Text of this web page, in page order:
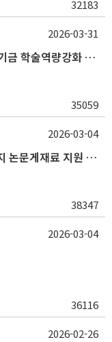
32183
[대학원생]2026학년도 1학기 현송학술기금 학술역량강화 사업 안내
35059
2026-03-31
2026학년도 인문대학 재학생 우수학술지 논문게재료 지원 안내
38347
2026-03-04
36116
2026-03-04
2026-02-26